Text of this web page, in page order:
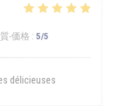
-価格 : 5/5
délicieuses